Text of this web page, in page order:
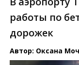
работы по
дорожек
Автор: Оксана